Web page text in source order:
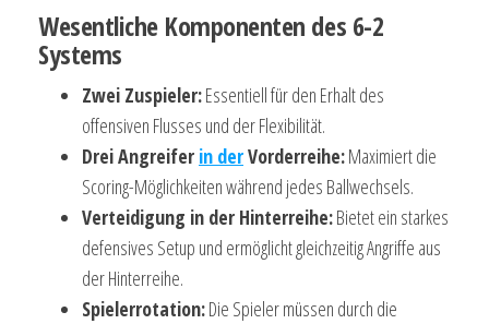
Wesentliche Komponenten des 6-2
Systems
Zwei Zuspieler:Essentiell für den Erhalt des
offensiven Flusses und der Flexibilität.
Drei Angreifer in derVorderreihe:Maximiert die
Scoring-Möglichkeiten während jedes Ballwechsels.
Verteidigung in der Hinterreihe:Bietet ein starkes
defensives Setup und ermöglicht gleichzeitig Angriffe aus
der Hinterreihe.
Spielerrotation:Die Spieler müssen durch die